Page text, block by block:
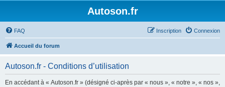
Autoson.fr
FAQ Connexion
Inscription
Accueil du forum
Autoson.fr - Conditions d’utilisation
En accédant à « Autoson.fr » (désigné ci-après par « nous », « notre », « nos »,